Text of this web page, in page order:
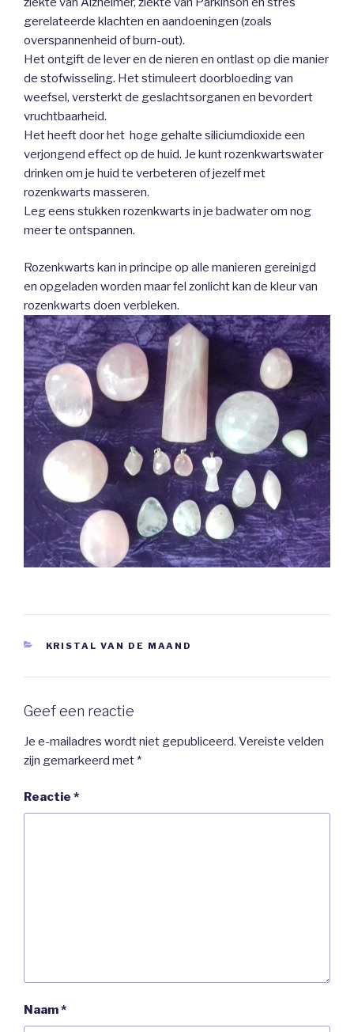
gerelateerde klachten en aandoeningen (zoals
overspannenheid of burn-out).
Het ontgift de lever en de nieren en ontlast op die manier
de stofwisseling. Het stimuleert doorbloeding van
weefsel, versterkt de geslachtsorganen en bevordert
vruchtbaarheid.
Het heeft door het hoge gehalte siliciumdioxide een
verjongend effect op de huid. Je kunt rozenkwartswater
drinken om je huid te verbeteren of jezelf met
rozenkwarts masseren.
Leg eens stukken rozenkwarts in je badwater om nog
meer te ontspannen.
Rozenkwarts kan in principe op alle manieren gereinigd
en opgeladen worden maar fel zonlicht kan de kleur van
rozenkwarts doen verbleken.
CATEGORIEËN
KRISTAL VAN DE MAAND
Geef een reactie
Je e-mailadres wordt niet gepubliceerd. Vereiste velden
zijn gemarkeerd met *
Reactie *
Naam*